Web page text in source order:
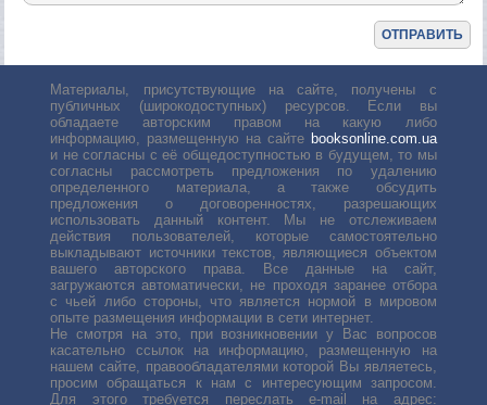
Материалы, присутствующие на сайте, получены с
публичных (широкодоступных) ресурсов. Если вы
обладаете авторским правом на какую либо
информацию, размещенную на сайте booksonline.com.ua
и не согласны с её общедоступностью в будущем, то мы
согласны рассмотреть предложения по удалению
определенного материала, а также обсудить
предложения о договоренностях, разрешающих
использовать данный контент. Мы не отслеживаем
действия пользователей, которые самостоятельно
выкладывают источники текстов, являющиеся объектом
вашего авторского права. Все данные на сайт,
загружаются автоматически, не проходя заранее отбора
с чьей либо стороны, что является нормой в мировом
опыте размещения информации в сети интернет.
Не смотря на это, при возникновении у Вас вопросов
касательно ссылок на информацию, размещенную на
нашем сайте, правообладателями которой Вы являетесь,
просим обращаться к нам с интересующим запросом.
Для этого требуется переслать е-mail на адрес: